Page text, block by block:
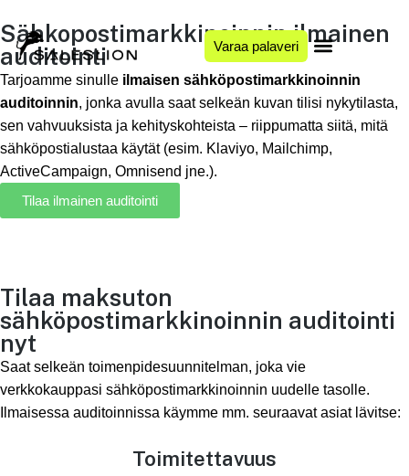
Varaa palaveri
Sähkopostimarkkinoinnin ilmainen
auditointi
Tarjoamme sinulle ilmaisen sähköpostimarkkinoinnin
auditoinnin, jonka avulla saat selkeän kuvan tilisi nykytilasta,
sen vahvuuksista ja kehityskohteista – riippumatta siitä, mitä
sähköpostialustaa käytät (esim. Klaviyo, Mailchimp,
ActiveCampaign, Omnisend jne.).
Tilaa ilmainen auditointi
Tilaa maksuton
sähköpostimarkkinoinnin auditointi
nyt
Saat selkeän toimenpidesuunnitelman, joka vie
verkkokauppasi sähköpostimarkkinoinnin uudelle tasolle.
Ilmaisessa auditoinnissa käymme mm. seuraavat asiat lävitse:
Toimitettavuus